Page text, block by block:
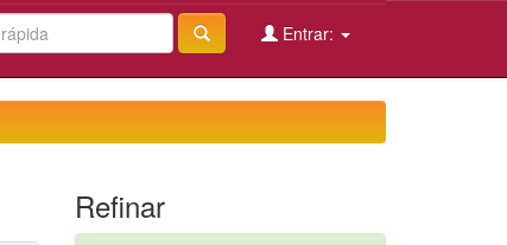
Entrar:
Refinar